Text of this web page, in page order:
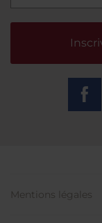
Mentions légales